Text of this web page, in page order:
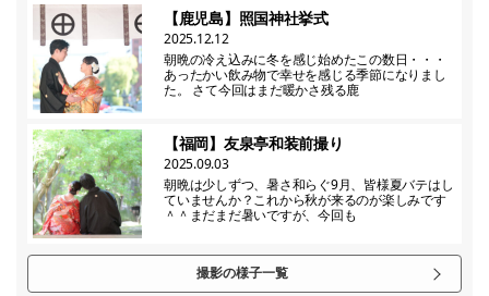
【鹿児島】照国神社挙式
2025.12.12
朝晩の冷え込みに冬を感じ始めたこの数日・・・
あったかい飲み物で幸せを感じる季節になりまし
た。 さて今回はまだ暖かさ残る鹿
【福岡】友泉亭和装前撮り
2025.09.03
朝晩は少しずつ、暑さ和らぐ9月、皆様夏バテはし
ていませんか？これから秋が来るのが楽しみです
＾＾まだまだ暑いですが、今回も
撮影の様子一覧